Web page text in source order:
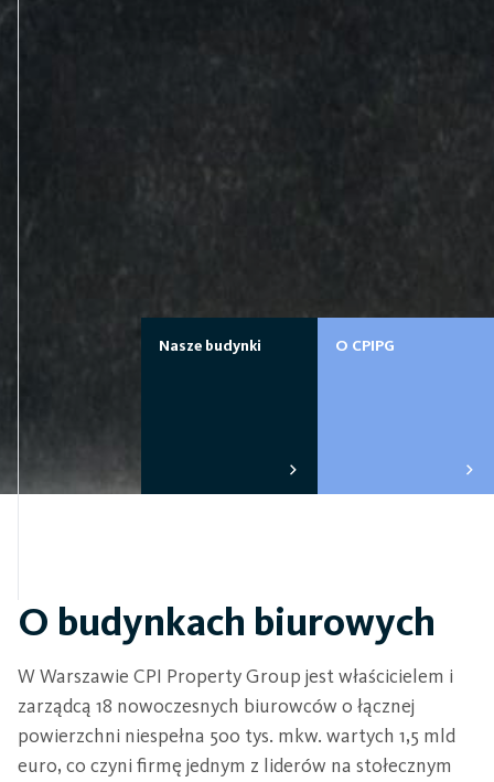
Nasze budynki O CPIPG
O budynkach biurowych
W Warszawie CPI Property Group jest właścicielem i
zarządcą 18 nowoczesnych biurowców o łącznej
powierzchni niespełna 500 tys. mkw. wartych 1,5 mld
euro, co czyni firmę jednym z liderów na stołecznym